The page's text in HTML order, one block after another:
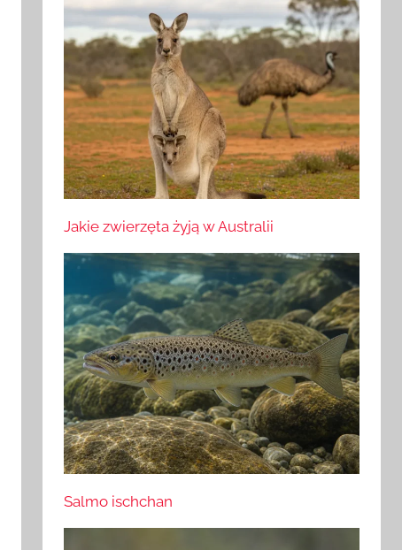
Jakie zwierzęta żyją w Australii
Salmo ischchan